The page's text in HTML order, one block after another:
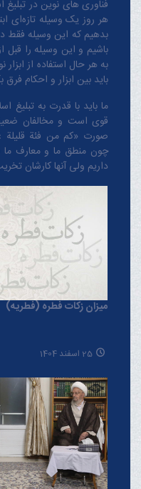
فناوری های نوین در تبلیغ
هر روز یک وسیله تازه‌ای
بدهیم که این وسیله فقط
باشیم و این وسیله را قبل
به هر حال استفاده از
باید بین ابزار و احکام فرق
ما باید با قدرت به تبلیغ
قوی است و مخالفان
صورت «کم من فئة قلیلة
چون منطق‌ ما و معارف
داریم ولی آنها کارشان
میزان زکات فطره (فطریه)
25 اسفند 1404